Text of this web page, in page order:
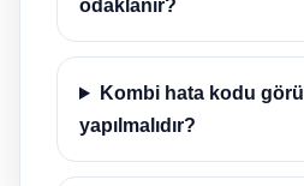
odaklanır?
Kombi hata kodu
yapılmalıdır?